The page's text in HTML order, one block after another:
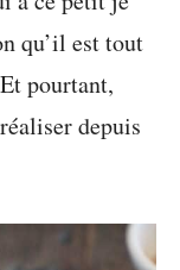
qu’il est tout
pourtant,
depuis